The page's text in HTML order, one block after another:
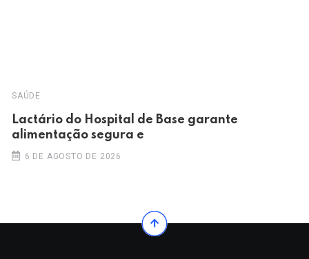
SAÚDE
Lactário do Hospital de Base garante
alimentação segura e
6 DE AGOSTO DE 2026